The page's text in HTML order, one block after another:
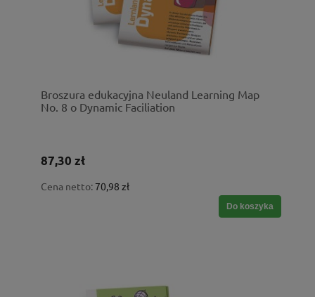
Broszura edukacyjna Neuland Learning Map
No. 8 o Dynamic Faciliation
87,30 zł
Cena netto: 70,98 zł
Do koszyka